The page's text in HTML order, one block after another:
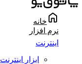
خانه
نرم افزار
اینترنت
ابزار اینترنت